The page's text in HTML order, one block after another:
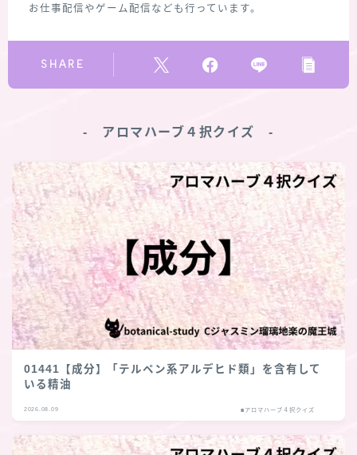
お仕事配信やゲーム配信なども行っています。
SHARE
‐ アロマハーブ４択クイズ ‐
01441【成分】「テルペン系アルデヒド類」を含有して
いる精油
2026.08.09 ■アロマハーブ４択クイズ